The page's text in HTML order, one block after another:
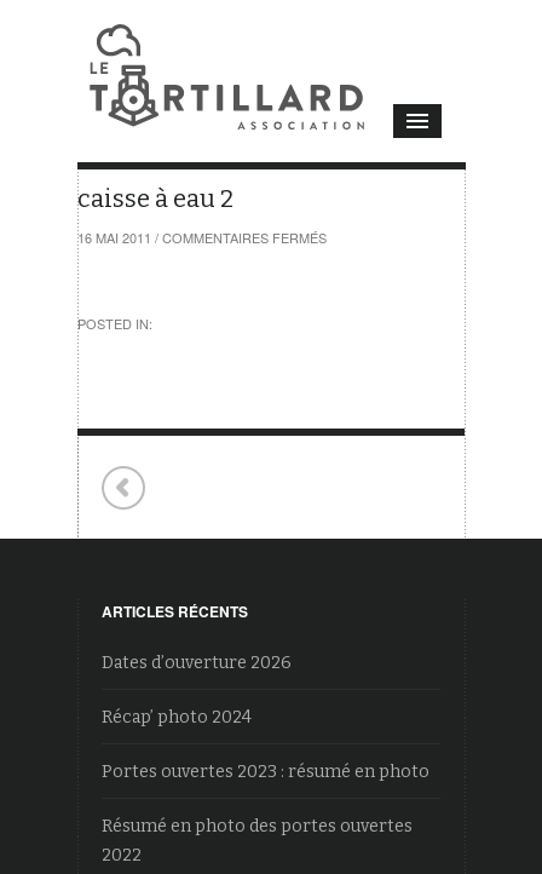
caisse à eau 2
16 MAI 2011 / COMMENTAIRES FERMÉSSUR
POSTED IN:
ARTICLES RÉCENTS
Dates d’ouverture 2026
Récap’ photo 2024
Portes ouvertes 2023 : résumé en photo
Résumé en photo des portes ouvertes
2022